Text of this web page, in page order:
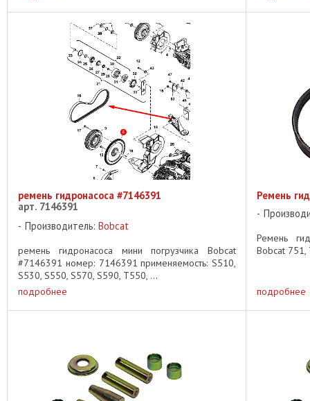
ремень гидронасоса #7146391
арт. 7146391
Производитель: Bobcat
ремень гидронасоса мини погрузчика Bobcat
#7146391 номер: 7146391 применяемость: S510,
S530, S550, S570, S590, T550, ...
подробнее
Ремень
Ремень
Bobcat 751,
подробнее